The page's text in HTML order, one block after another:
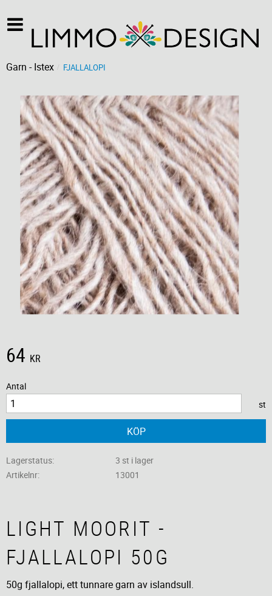
Garn - Istex FJALLALOPI
64 KR
Antal
st
KÖP
Lagerstatus
3 st i lager
Artikelnr
13001
LIGHT MOORIT -
FJALLALOPI 50G
50g fjallalopi, ett tunnare garn av islandsull.